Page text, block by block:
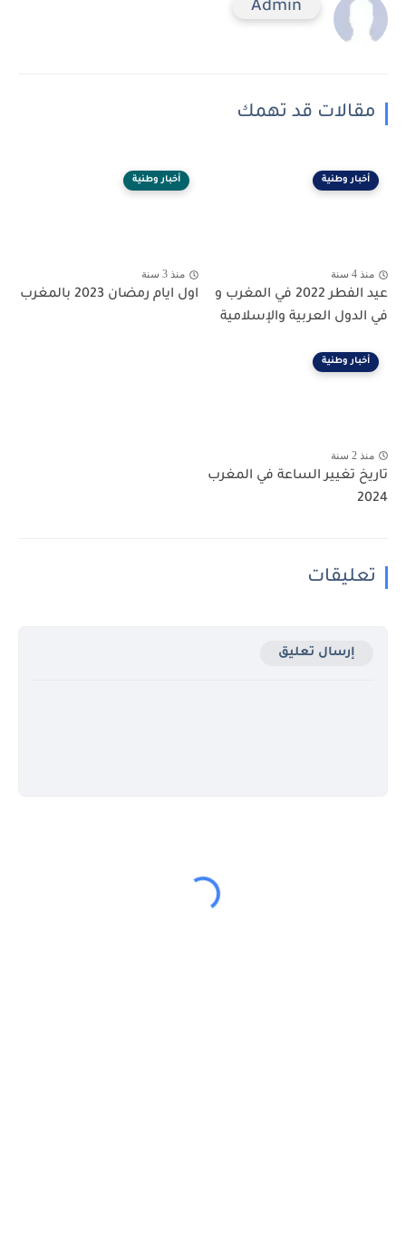
Admin
مقالات قد تهمك
أخبار وطنية
منذ 4 سنة
عيد الفطر 2022 في المغرب و
في الدول العربية والإسلامية
أخبار وطنية
منذ 3 سنة
اول ايام رمضان 2023 بالمغرب
أخبار وطنية
منذ 2 سنة
تاريخ تغيير الساعة في المغرب
2024
تعليقات
إرسال تعليق